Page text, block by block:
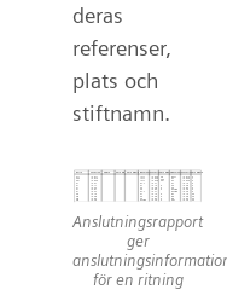
deras
referenser,
plats och
stiftnamn.
Anslutningsrapport
ger
för en ritning